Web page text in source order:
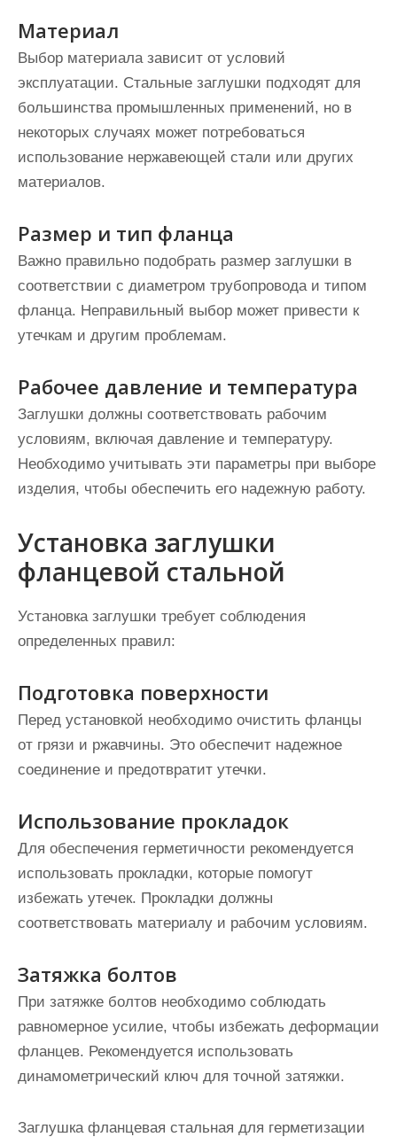
Материал
Выбор материала зависит от условий
эксплуатации. Стальные заглушки подходят для
большинства промышленных применений, но в
некоторых случаях может потребоваться
использование нержавеющей стали или других
материалов.
Размер и тип фланца
Важно правильно подобрать размер заглушки в
соответствии с диаметром трубопровода и типом
фланца. Неправильный выбор может привести к
утечкам и другим проблемам.
Рабочее давление и температура
Заглушки должны соответствовать рабочим
условиям, включая давление и температуру.
Необходимо учитывать эти параметры при выборе
изделия, чтобы обеспечить его надежную работу.
Установка заглушки
фланцевой стальной
Установка заглушки требует соблюдения
определенных правил:
Подготовка поверхности
Перед установкой необходимо очистить фланцы
от грязи и ржавчины. Это обеспечит надежное
соединение и предотвратит утечки.
Использование прокладок
Для обеспечения герметичности рекомендуется
использовать прокладки, которые помогут
избежать утечек. Прокладки должны
соответствовать материалу и рабочим условиям.
Затяжка болтов
При затяжке болтов необходимо соблюдать
равномерное усилие, чтобы избежать деформации
фланцев. Рекомендуется использовать
динамометрический ключ для точной затяжки.
Заглушка фланцевая стальная для герметизации